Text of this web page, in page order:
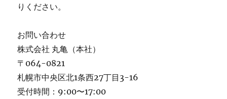
りください。
お問い合わせ
株式会社 丸亀（本社）
〒064-0821
札幌市中央区北1条西27丁目3-16
受付時間：9:00〜17:00